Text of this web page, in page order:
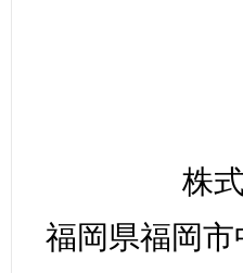
株
福岡県福岡